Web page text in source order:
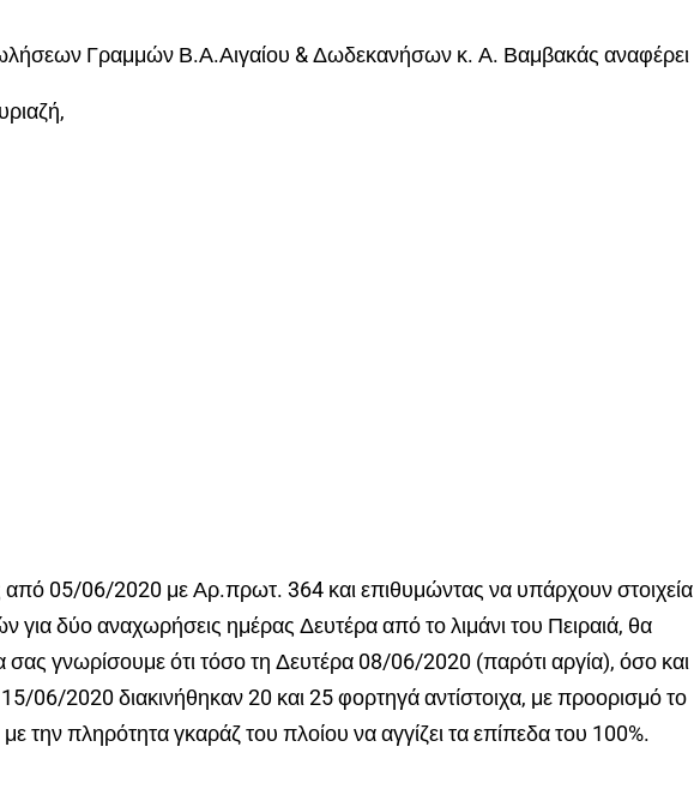
Γραμμών Β.Α.Αιγαίου & Δωδεκανήσων κ. Α. Βαμβακάς αναφέρει
από 05/06/2020 με Αρ.πρωτ. 364 και επιθυμώντας να υπάρχουν στοιχεία
για δύο αναχωρήσεις ημέρας Δευτέρα από το λιμάνι του Πειραιά, θα
σας γνωρίσουμε ότι τόσο τη Δευτέρα 08/06/2020 (παρότι αργία), όσο και
06/2020 διακινήθηκαν 20 και 25 φορτηγά αντίστοιχα, με προορισμό το
την πληρότητα γκαράζ του πλοίου να αγγίζει τα επίπεδα του 100%.